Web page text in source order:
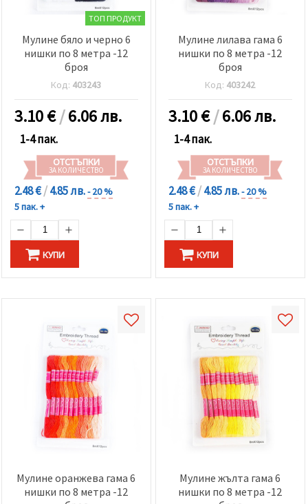
ТОП ПРОДУКТ
Мулине бяло и черно 6
нишки по 8 метра -12
броя
Код: 403243
3.10€/6.06 лв.
1-4 пак.
ОТСТЪПКИ
ЗА КОЛИЧЕСТВО
2.48 €/4.85 лв.- 20 %
5 пак. +
КУПИ
Мулине лилава гама 6
нишки по 8 метра -12
броя
Код: 403242
3.10€/6.06 лв.
1-4 пак.
ОТСТЪПКИ
ЗА КОЛИЧЕСТВО
2.48 €/4.85 лв.- 20 %
5 пак. +
КУПИ
Мулине оранжева гама 6
нишки по 8 метра -12
Мулине жълта гама 6
нишки по 8 метра -12